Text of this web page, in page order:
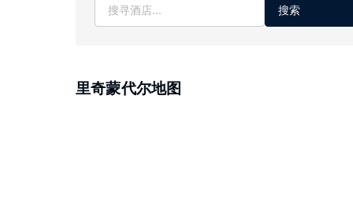
搜索
里奇蒙代尔地图